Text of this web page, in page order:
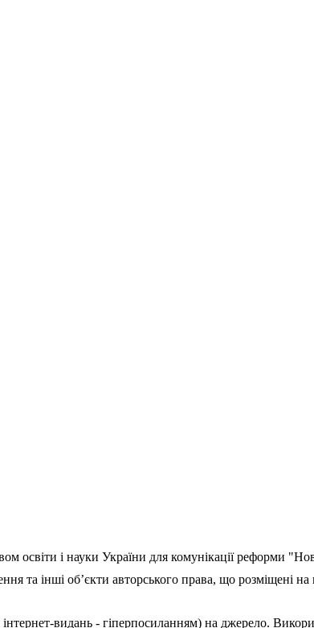
освіти і науки України для комунікації реформи
та інші об’єкти авторського права, що розміщені
видань - гіперпосиланням) на джерело.